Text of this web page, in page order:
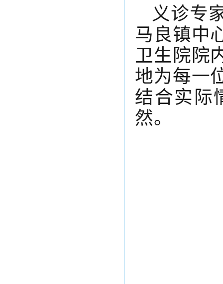
义诊专
马良镇中
卫生院院
地为每一
结合实际
然。